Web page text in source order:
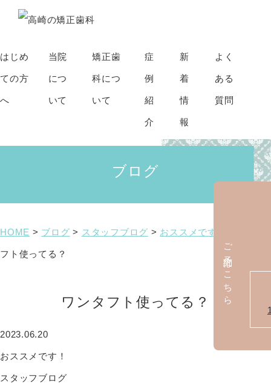
はじめ
ての方
へ
当院
につ
いて
矯正歯
科につ
いて
症
例
紹
介
新
着
情
報
よく
ある
質問
ブログ
HOME > ブログ > スタッフブログ > おススメです！
フト使ってる？
ワンタフト使ってる？
2023.06.20
おススメです！
スタッフブログ
ご予約はこちら